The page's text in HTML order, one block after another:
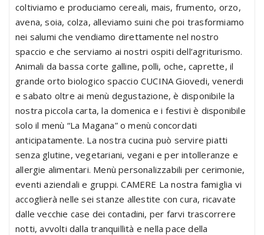
coltiviamo e produciamo cereali, mais, frumento, orzo,
avena, soia, colza, alleviamo suini che poi trasformiamo
nei salumi che vendiamo direttamente nel nostro
spaccio e che serviamo ai nostri ospiti dell’agriturismo.
Animali da bassa corte galline, polli, oche, caprette, il
grande orto biologico spaccio CUCINA Giovedi, venerdi
e sabato oltre ai menù degustazione, è disponibile la
nostra piccola carta, la domenica e i festivi è disponibile
solo il menù “La Magana” o menù concordati
anticipatamente. La nostra cucina può servire piatti
senza glutine, vegetariani, vegani e per intolleranze e
allergie alimentari. Menù personalizzabili per cerimonie,
eventi aziendali e gruppi. CAMERE La nostra famiglia vi
accoglierà nelle sei stanze allestite con cura, ricavate
dalle vecchie case dei contadini, per farvi trascorrere
notti, avvolti dalla tranquillità e nella pace della